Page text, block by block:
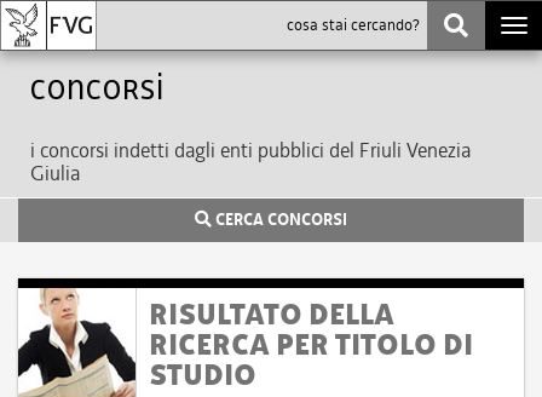
Concorsi
i concorsi indetti dagli enti pubblici del Friuli Venezia
Giulia
CERCA CONCORSI
RISULTATO DELLA
RICERCA PER TITOLO DI
STUDIO